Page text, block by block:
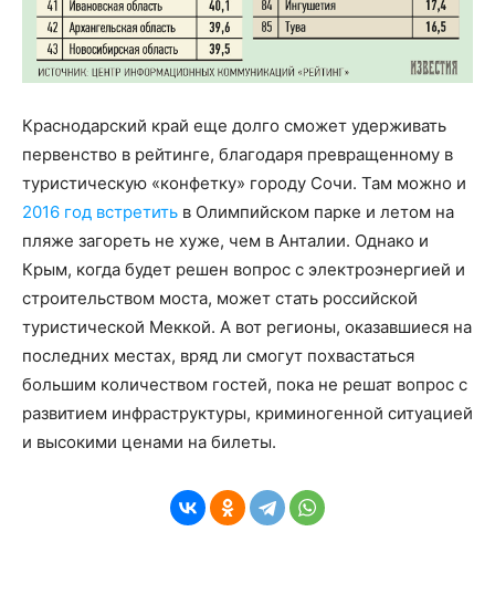
Краснодарский край еще долго сможет удерживать
первенство в рейтинге, благодаря превращенному в
туристическую «конфетку» городу Сочи. Там можно и
2016 год встретить в Олимпийском парке и летом на
пляже загореть не хуже, чем в Анталии. Однако и
Крым, когда будет решен вопрос с электроэнергией и
строительством моста, может стать российской
туристической Меккой. А вот регионы, оказавшиеся на
последних местах, вряд ли смогут похвастаться
большим количеством гостей, пока не решат вопрос с
развитием инфраструктуры, криминогенной ситуацией
и высокими ценами на билеты.